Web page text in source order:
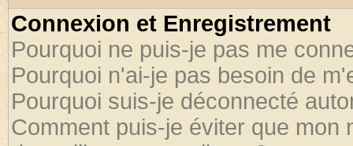
Connexion et Enregistrement
Pourquoi ne puis-je pas me
Pourquoi n'ai-je pas besoin de
Pourquoi suis-je déconnecté
Comment puis-je éviter que mon